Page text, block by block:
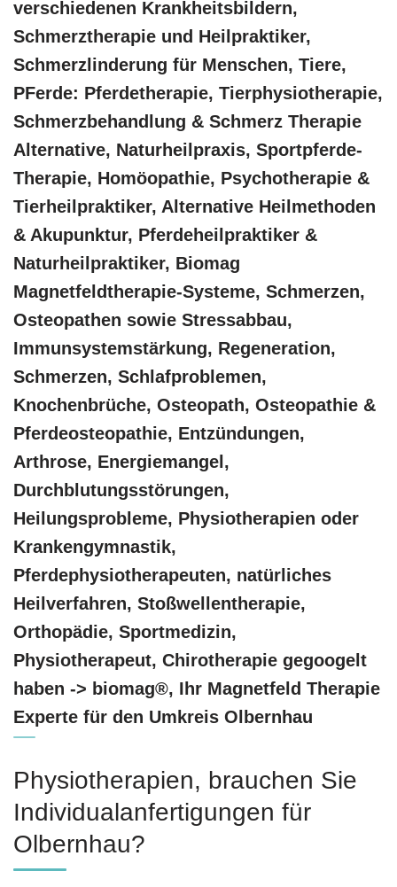
verschiedenen Krankheitsbildern,
Schmerztherapie und Heilpraktiker,
Schmerzlinderung für Menschen, Tiere,
PFerde: Pferdetherapie, Tierphysiotherapie,
Schmerzbehandlung & Schmerz Therapie
Alternative, Naturheilpraxis, Sportpferde-
Therapie, ‎Homöopathie, ‎Psychotherapie &
‎Tierheilpraktiker, Alternative Heilmethoden
& Akupunktur, Pferdeheilpraktiker &
Naturheilpraktiker, Biomag
Magnetfeldtherapie-Systeme, Schmerzen,
Osteopathen sowie Stressabbau,
Immunsystemstärkung, Regeneration,
Schmerzen, Schlafproblemen,
Knochenbrüche, Osteopath, Osteopathie &
Pferdeosteopathie, Entzündungen,
Arthrose, Energiemangel,
Durchblutungsstörungen,
Heilungsprobleme, Physiotherapien oder
Krankengymnastik,
Pferdephysiotherapeuten, natürliches
Heilverfahren, Stoßwellentherapie,
Orthopädie, Sportmedizin,
Physiotherapeut, Chirotherapie gegoogelt
haben -> biomag®, Ihr Magnetfeld Therapie
Experte für den Umkreis Olbernhau
Physiotherapien, brauchen Sie
Individualanfertigungen für
Olbernhau?